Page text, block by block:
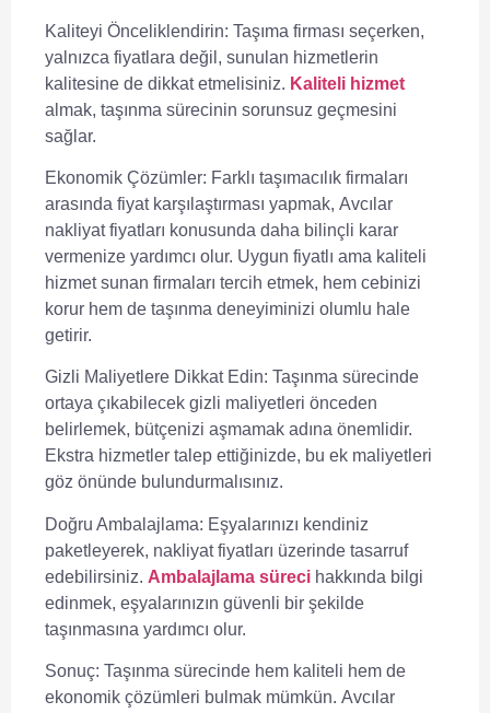
Kaliteyi Önceliklendirin: Taşıma firması seçerken,
yalnızca fiyatlara değil, sunulan hizmetlerin
kalitesine de dikkat etmelisiniz. Kaliteli hizmet
almak, taşınma sürecinin sorunsuz geçmesini
sağlar.
Ekonomik Çözümler: Farklı taşımacılık firmaları
arasında fiyat karşılaştırması yapmak, Avcılar
nakliyat fiyatları konusunda daha bilinçli karar
vermenize yardımcı olur. Uygun fiyatlı ama kaliteli
hizmet sunan firmaları tercih etmek, hem cebinizi
korur hem de taşınma deneyiminizi olumlu hale
getirir.
Gizli Maliyetlere Dikkat Edin: Taşınma sürecinde
ortaya çıkabilecek gizli maliyetleri önceden
belirlemek, bütçenizi aşmamak adına önemlidir.
Ekstra hizmetler talep ettiğinizde, bu ek maliyetleri
göz önünde bulundurmalısınız.
Doğru Ambalajlama: Eşyalarınızı kendiniz
paketleyerek, nakliyat fiyatları üzerinde tasarruf
edebilirsiniz. Ambalajlama süreci hakkında bilgi
edinmek, eşyalarınızın güvenli bir şekilde
taşınmasına yardımcı olur.
Sonuç: Taşınma sürecinde hem kaliteli hem de
ekonomik çözümleri bulmak mümkün. Avcılar